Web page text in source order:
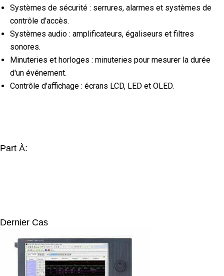
Systèmes de sécurité : serrures, alarmes et systèmes de
contrôle d'accès.
Systèmes audio : amplificateurs, égaliseurs et filtres
sonores.
Minuteries et horloges : minuteries pour mesurer la durée
d'un événement.
Contrôle d'affichage : écrans LCD, LED et OLED.
Part À:
Dernier Cas